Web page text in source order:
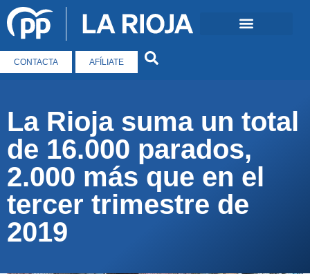
CONTACTA AFÍLIATE
La Rioja suma un total
de 16.000 parados,
2.000 más que en el
tercer trimestre de
2019